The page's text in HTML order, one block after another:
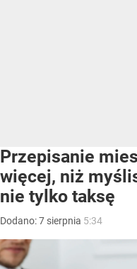
Przepisanie
więcej, niż
nie tylko taksę
Dodano:7 sierpnia 5:34